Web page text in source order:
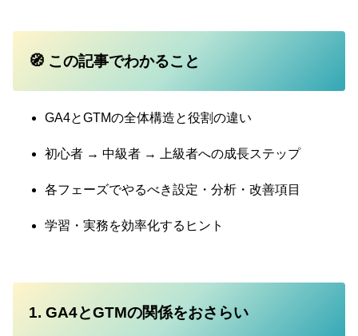
🧭 この記事でわかること
GA4とGTMの全体構造と役割の違い
初心者 → 中級者 → 上級者への成長ステップ
各フェーズでやるべき設定・分析・改善項目
学習・実務を効率化するヒント
1. GA4とGTMの関係をおさらい